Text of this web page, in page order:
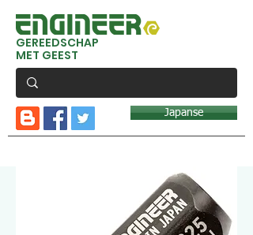
GEREEDSCHAP
MET GEEST
Japanse